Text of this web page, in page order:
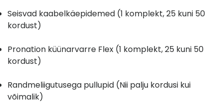
Seisvad kaabelkäepidemed (1 komplekt, 25 kuni 50
kordust)
Pronation küünarvarre Flex (1 komplekt, 25 kuni 50
kordust)
Randmeliigutusega pullupid (Nii palju kordusi kui
võimalik)